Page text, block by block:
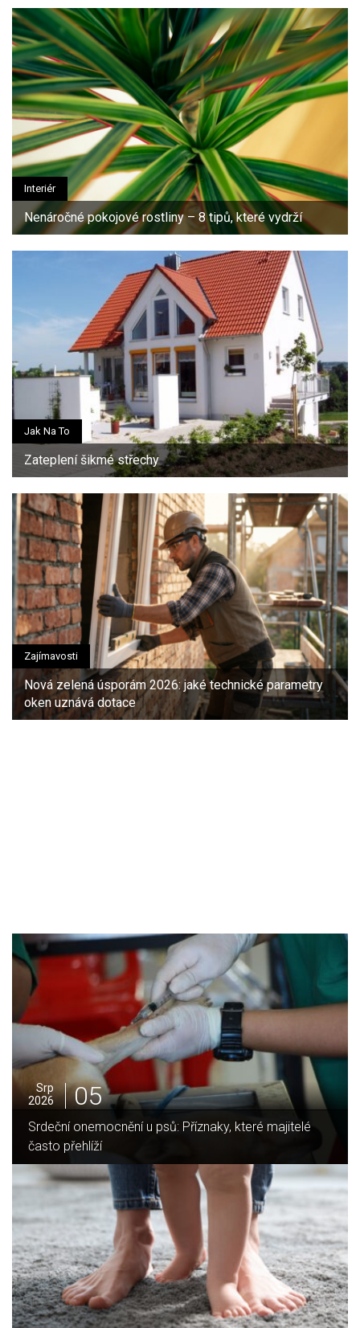
Interiér
Nenáročné pokojové rostliny – 8 tipů, které vydrží
Jak Na To
Zateplení šikmé střechy
Zajímavosti
Nová zelená úsporám 2026: jaké technické parametry
oken uznává dotace
Srp
2026
05
Jak vybrat ideální krbovou vložku? Průvodce pro Váš
domov